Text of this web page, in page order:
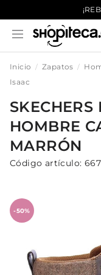
Inicio Zapatos
Isaac
SKECHERS
HOMBRE
MARRÓN
Código artículo:
-50%